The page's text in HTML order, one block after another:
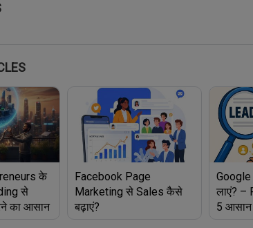
के
से
का आसान
Facebook Page
Marketing से Sales कैसे
बढ़ाएं?
लाएं? –
5 आसान